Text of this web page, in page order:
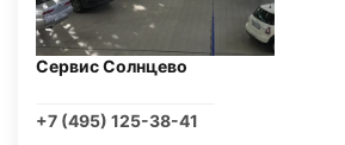
Сервис Солнцево
+7 (495) 125-38-41